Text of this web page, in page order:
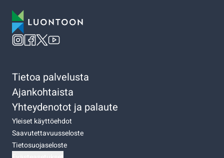
Tietoa palvelusta
Ajankohtaista
Yhteydenotot ja palaute
Yleiset käyttöehdot
Saavutettavuusseloste
Tietosuojaseloste